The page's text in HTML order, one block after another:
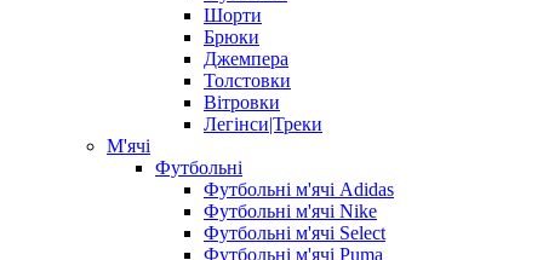
Шорти
Брюки
Джемпера
Толстовки
Вітровки
Легінси|Треки
М'ячі
Футбольні
Футбольні м'ячі Adidas
Футбольні м'ячі Nike
Футбольні м'ячі Select
Футбольні м'ячі Puma